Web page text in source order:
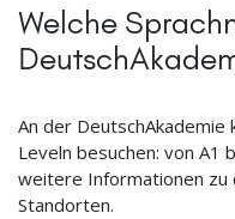
Welche
An der DeutschAkademie
Leveln besuchen: von A1
weitere Informationen zu
Standorten.